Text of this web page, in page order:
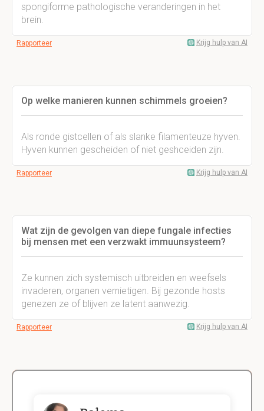
spongiforme pathologische veranderingen in het
brein.
Rapporteer Krijg hulp van AI
Op welke manieren kunnen schimmels groeien?
Als ronde gistcellen of als slanke filamenteuze hyven.
Hyven kunnen gescheiden of niet geshceiden zijn.
Rapporteer Krijg hulp van AI
Wat zijn de gevolgen van diepe fungale infecties
bij mensen met een verzwakt immuunsysteem?
Ze kunnen zich systemisch uitbreiden en weefsels
invaderen, organen vernietigen. Bij gezonde hosts
genezen ze of blijven ze latent aanwezig.
Rapporteer Krijg hulp van AI